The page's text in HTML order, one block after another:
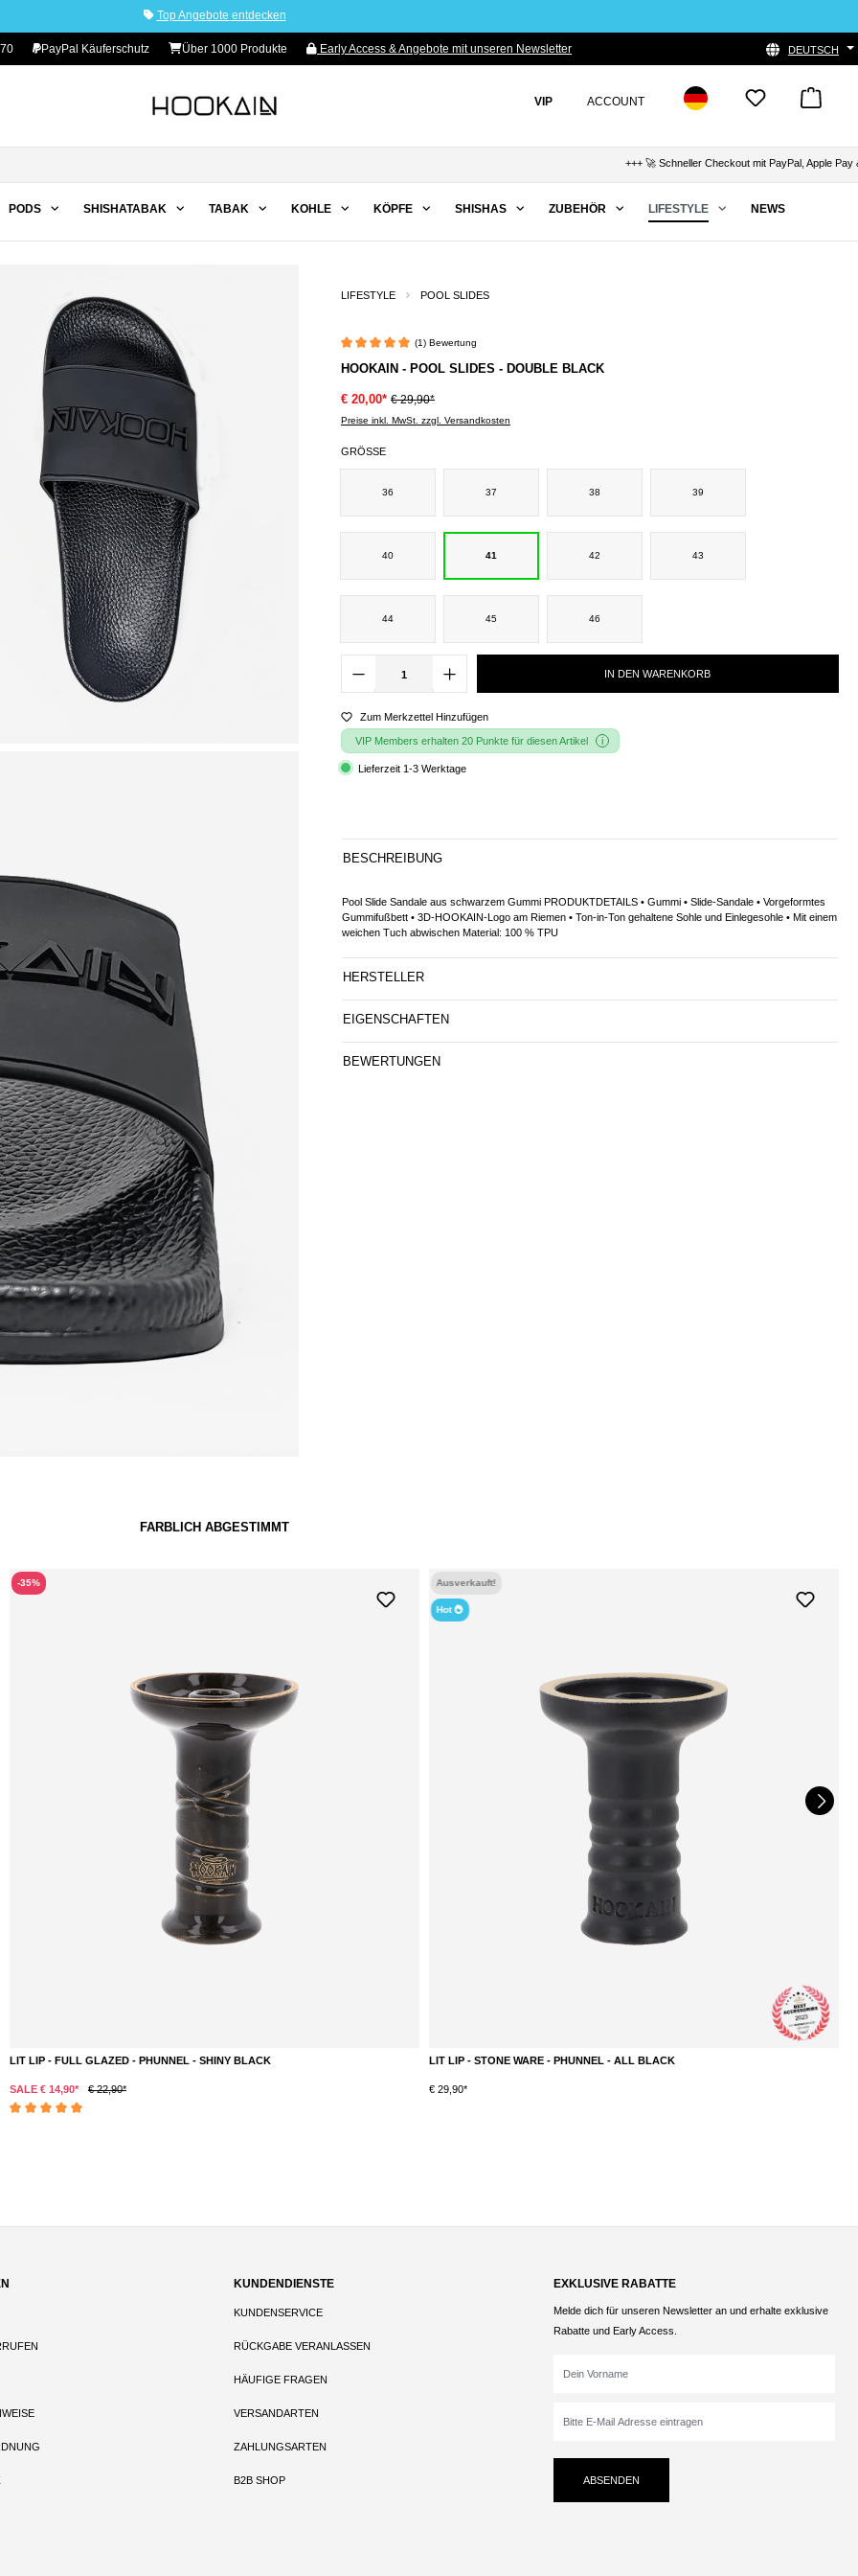
Top Angebote entdecken
PayPal Käuferschutz Über 1000 Produkte Early Access & Angebote mit unseren Newsletter DEUTSCH
VIP ACCOUNT
+++ 🚀 Schneller Checkout mit PayPal, Apple Pay &
PODS SHISHATABAK TABAK KOHLE KÖPFE SHISHAS ZUBEHÖR LIFESTYLE NEWS
LIFESTYLE POOL SLIDES
(1) Bewertung
HOOKAIN - POOL SLIDES - DOUBLE BLACK
€ 20,00* € 29,90*
Preise inkl. MwSt. zzgl. Versandkosten
GRÖSSE
36 37 38 39
40 41 42 43
44 45 46
IN DEN WARENKORB
Zum Merkzettel Hinzufügen
VIP Members erhalten 20 Punkte für diesen Artikel
Lieferzeit 1-3 Werktage
BESCHREIBUNG
Pool Slide Sandale aus schwarzem Gummi PRODUKTDETAILS • Gummi • Slide-Sandale • Vorgeformtes
Gummifußbett • 3D-HOOKAIN-Logo am Riemen • Ton-in-Ton gehaltene Sohle und Einlegesohle • Mit einem
weichen Tuch abwischen Material: 100 % TPU
HERSTELLER
EIGENSCHAFTEN
BEWERTUNGEN
FARBLICH ABGESTIMMT
-35%
LIT LIP - FULL GLAZED - PHUNNEL - SHINY BLACK
SALE € 14,90* € 22,90*
Ausverkauft!
Hot
LIT LIP - STONE WARE - PHUNNEL - ALL BLACK
€ 29,90*
DETAILS
KUNDENDIENSTE
KUNDENSERVICE
RÜCKGABE VERANLASSEN
HÄUFIGE FRAGEN
VERSANDARTEN
ZAHLUNGSARTEN
B2B SHOP
EXKLUSIVE RABATTE
Melde dich für unseren Newsletter an und erhalte exklusive
Rabatte und Early Access.
ABSENDEN